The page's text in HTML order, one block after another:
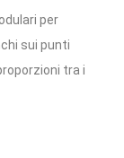
per
sui punti
tra i